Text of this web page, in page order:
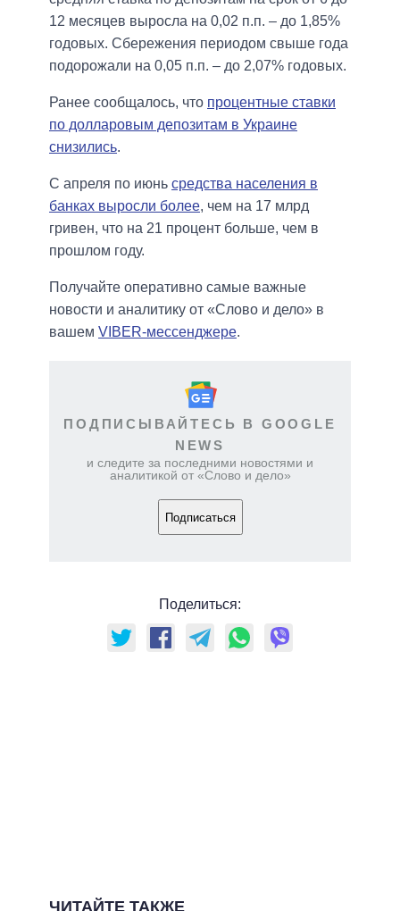
12 месяцев выросла на 0,02 п.п. – до 1,85%
годовых. Сбережения периодом свыше года
подорожали на 0,05 п.п. – до 2,07% годовых.
Ранее сообщалось, что процентные ставки
по долларовым депозитам в Украине
снизились.
С апреля по июнь средства населения в
банках выросли более, чем на 17 млрд
гривен, что на 21 процент больше, чем в
прошлом году.
Получайте оперативно самые важные
новости и аналитику от «Слово и дело» в
вашем VIBER-мессенджере.
ПОДПИСЫВАЙТЕСЬ В GOOGLE
NEWS
и следите за последними новостями и
аналитикой от «Слово и дело»
Подписаться
Поделиться:
ЧИТАЙТЕ ТАКЖЕ